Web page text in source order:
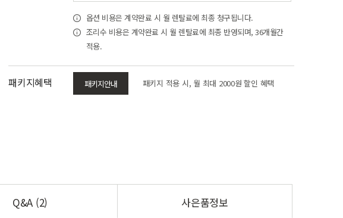
옵션 비용은 계약완료 시 월 렌탈료에 최종 청구됩니다.
조리수 비용은 계약완료 시 월 렌탈료에 최종 반영되며, 36개월간
적용.
패키지혜택 패키지안내 패키지 적용 시, 월 최대 2000원 할인 혜택
Q&A (2) 사은품정보